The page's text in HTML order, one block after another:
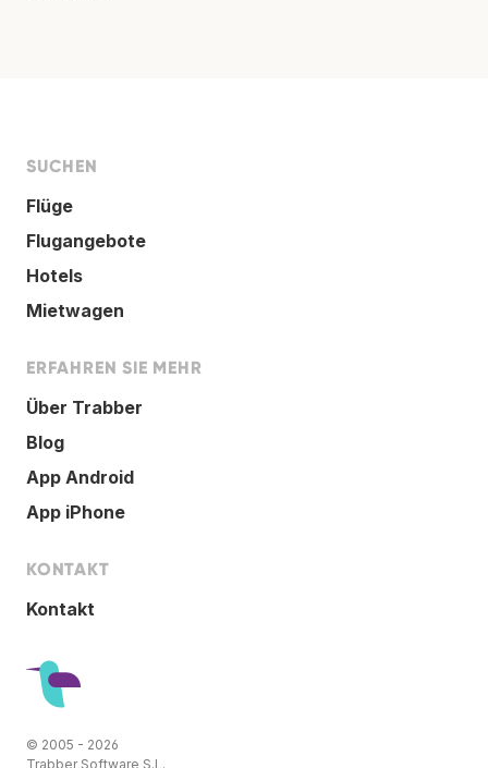
SUCHEN
Flüge
Flugangebote
Hotels
Mietwagen
ERFAHREN SIE MEHR
Über Trabber
Blog
App Android
App iPhone
KONTAKT
Kontakt
© 2005 - 2026
Trabber Software S.L.